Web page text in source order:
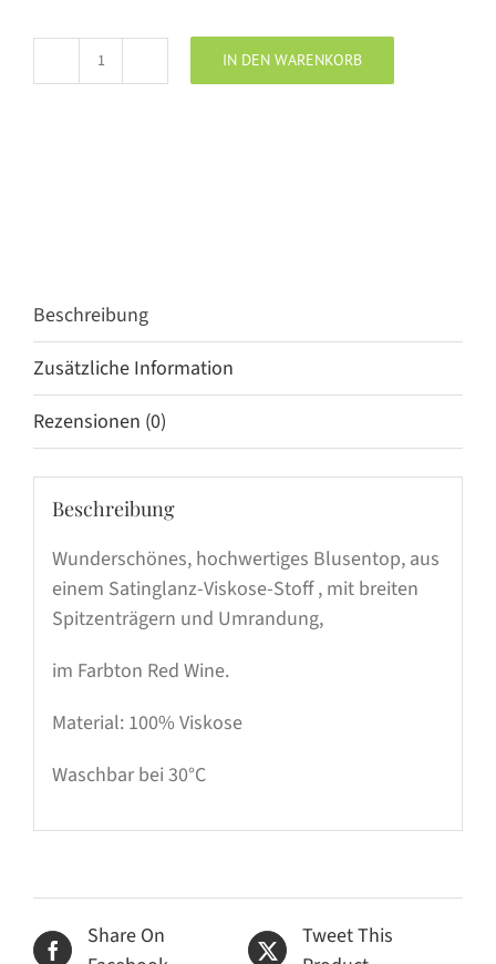
BSB
IN DEN WARENKORB
Beschreibung
Zusätzliche Information
Rezensionen (0)
Beschreibung
Wunderschönes, hochwertiges Blusentop, aus
einem Satinglanz-Viskose-Stoff , mit breiten
Spitzenträgern und Umrandung,
im Farbton Red Wine.
Material: 100% Viskose
Waschbar bei 30°C
Share On
Tweet This